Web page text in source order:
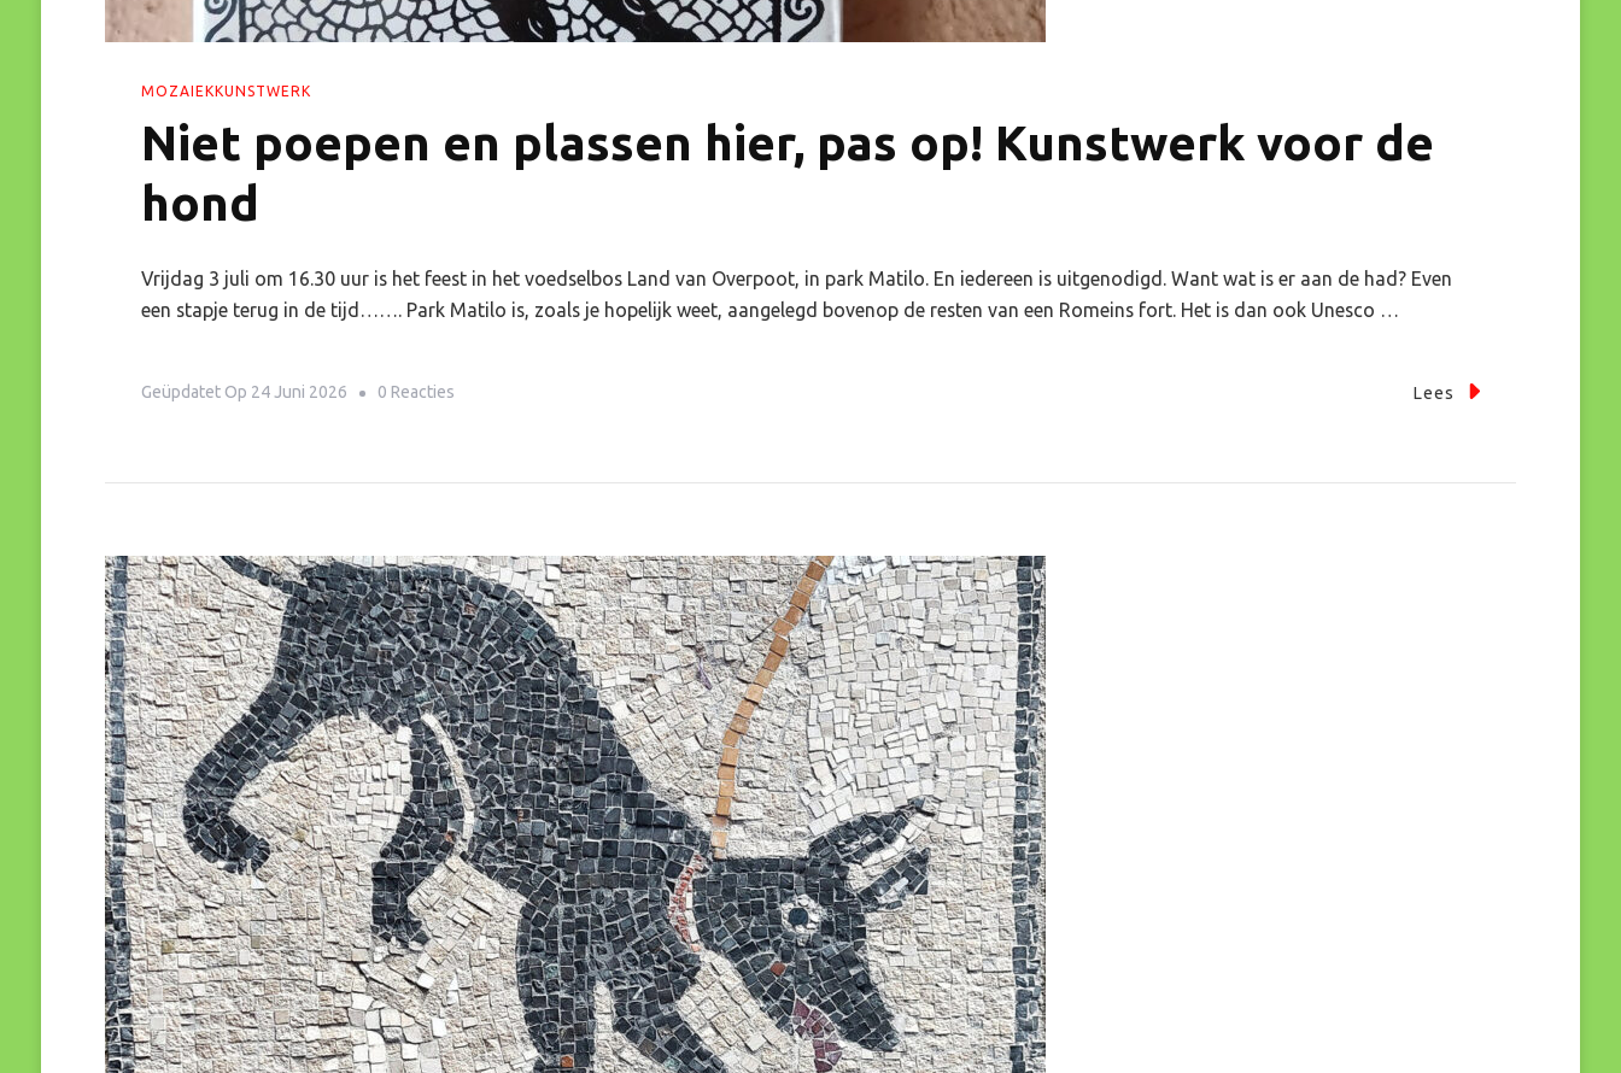
MOZAIEKKUNSTWERK
Niet poepen en plassen hier, pas op! Kunstwerk voor de
hond
Vrijdag 3 juli om 16.30 uur is het feest in het voedselbos Land van Overpoot, in park Matilo. En iedereen is uitgenodigd. Want wat is er aan de had? Even
een stapje terug in de tijd……. Park Matilo is, zoals je hopelijk weet, aangelegd bovenop de resten van een Romeins fort. Het is dan ook Unesco …
Geüpdatet Op 24 Juni 2026 0 ReactiesOp
Hier,
Pas
Op!
Kunstwerk
Voor
De
Hond
Lees